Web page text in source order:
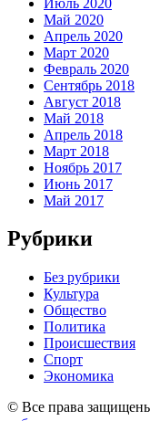
Май 2020
Апрель 2020
Март 2020
Февраль 2020
Сентябрь 2018
Август 2018
Май 2018
Апрель 2018
Март 2018
Ноябрь 2017
Июнь 2017
Май 2017
Рубрики
Без рубрики
Культура
Общество
Политика
Происшествия
Спорт
Экономика
© Все права